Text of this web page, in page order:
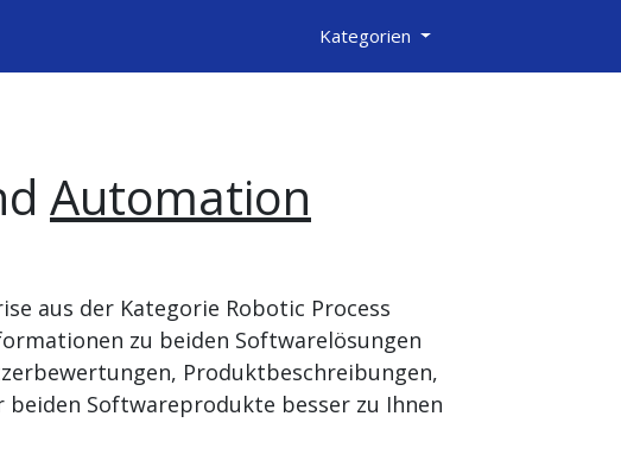
Kategorien
Automation
aus der Kategorie Robotic Process
zu beiden Softwarelösungen
Produktbeschreibungen,
Softwareprodukte besser zu Ihnen